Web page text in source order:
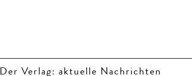
Der Verlag: aktuelle Nachrichten